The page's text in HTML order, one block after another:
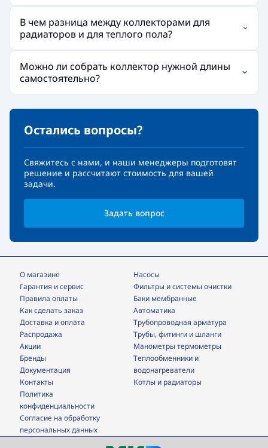
В чем разница между коллекторами для
радиаторов и для теплого пола?
Можно ли собрать коллектор нужной длины
самостоятельно?
Остались вопросы?
Свяжитесь с нами, и наши менеджеры подготовят
решение и рассчитают стоимость для вашей
задачи.
Задать вопрос
О магазине
Гарантия и сервис
Правила оплаты
Как сделать заказ
Доставка и оплата
Распродажа
Акции
Бренды
Документация
Контакты
Насосы
фильтры и системы очистки
Баки мембранные
Автоматика
трубопроводная арматура
трубы, фитинги и шланги
манометры термометры
теплообменники и
водонагреватели
Котлы и радиаторы
Политика
конфиденциальности
Согласие на обработку
персональных данных